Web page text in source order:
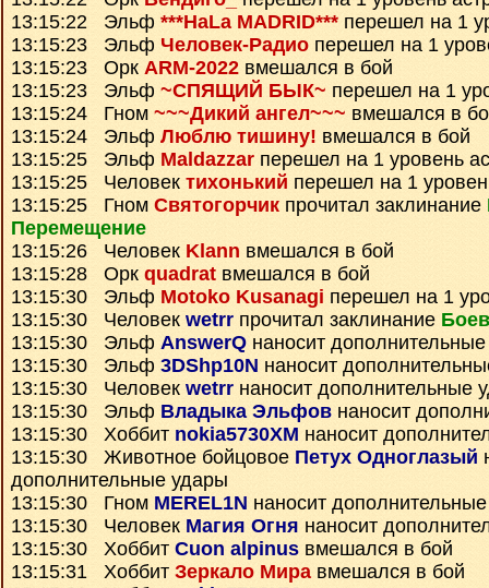
13:15:22 Эльф ***HaLa MADRID*** перешел на 1
13:15:23 Эльф Человек-Радио перешел на 1
13:15:23 Орк ARM-2022 вмешался в бой
13:15:23 Эльф ~СПЯЩИЙ БЫК~ перешел на 1
13:15:24 Гном ~~~Дикий ангел~~~ вмешался в
13:15:24 Эльф Люблю тишину! вмешался в бой
13:15:25 Эльф Maldazzar перешел на 1 уровень
13:15:25 Человек тихонький перешел на 1
13:15:25 Гном Святогорчик прочитал заклинание
Перемещение
13:15:26 Человек Klann вмешался в бой
13:15:28 Орк quadrat вмешался в бой
13:15:30 Эльф Motoko Kusanagi перешел на 1
13:15:30 Человек wetrr прочитал заклинание
13:15:30 Эльф AnswerQ наносит
13:15:30 Эльф 3DShp10N наносит
13:15:30 Человек wetrr наносит дополнительные
13:15:30 Эльф Владыка Эльфов наносит
13:15:30 Хоббит nokia5730XM наносит
13:15:30 Животное бойцовое Петух Одноглазый
дополнительные удары
13:15:30 Гном MEREL1N наносит
13:15:30 Человек Магия Огня наносит
13:15:30 Хоббит Cuon alpinus вмешался в бой
13:15:31 Хоббит Зеркало Мира вмешался в бой